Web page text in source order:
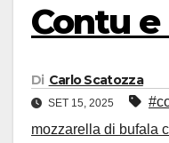
Contu e
Di Carlo Scatozza
SET 15, 2025
mozzarella di bufala